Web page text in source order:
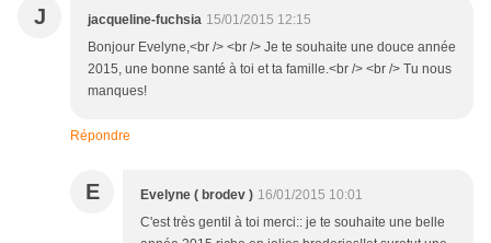
J jacqueline-fuchsia 15/01/2015 12:15
Bonjour Evelyne,<br /> <br /> Je te souhaite une douce année
2015, une bonne santé à toi et ta famille.<br /> <br /> Tu nous
manques!
Répondre
E Evelyne ( brodev ) 16/01/2015 10:01
C'est très gentil à toi merci:: je te souhaite une belle